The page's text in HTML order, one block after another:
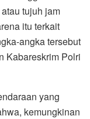
tujuh jam
itu terkait
angka tersebut
Kabareskrim Polri
yang
kemungkinan